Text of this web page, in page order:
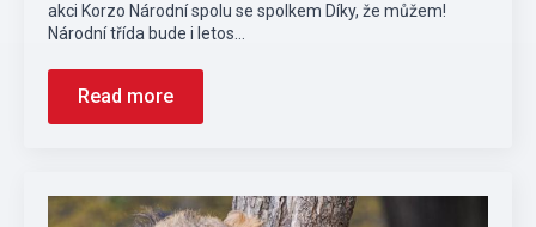
akci Korzo Národní spolu se spolkem Díky, že můžem!
Národní třída bude i letos…
Read more